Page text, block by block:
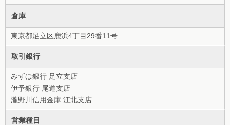
倉庫
東京都足立区鹿浜4丁目29番11号
取引銀行
みずほ銀行 足立支店
伊予銀行 尾道支店
瀧野川信用金庫 江北支店
営業種目